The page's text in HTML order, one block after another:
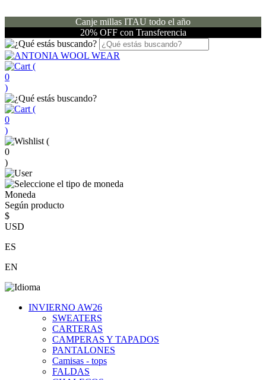
Canje millas ITAU todo el año
20% OFF con Transferencia
(
0
)
(
0
)
(
0
)
Moneda
Según producto
$
USD
ES
EN
INVIERNO AW26
SWEATERS
CARTERAS
CAMPERAS Y TAPADOS
PANTALONES
Camisas - tops
FALDAS